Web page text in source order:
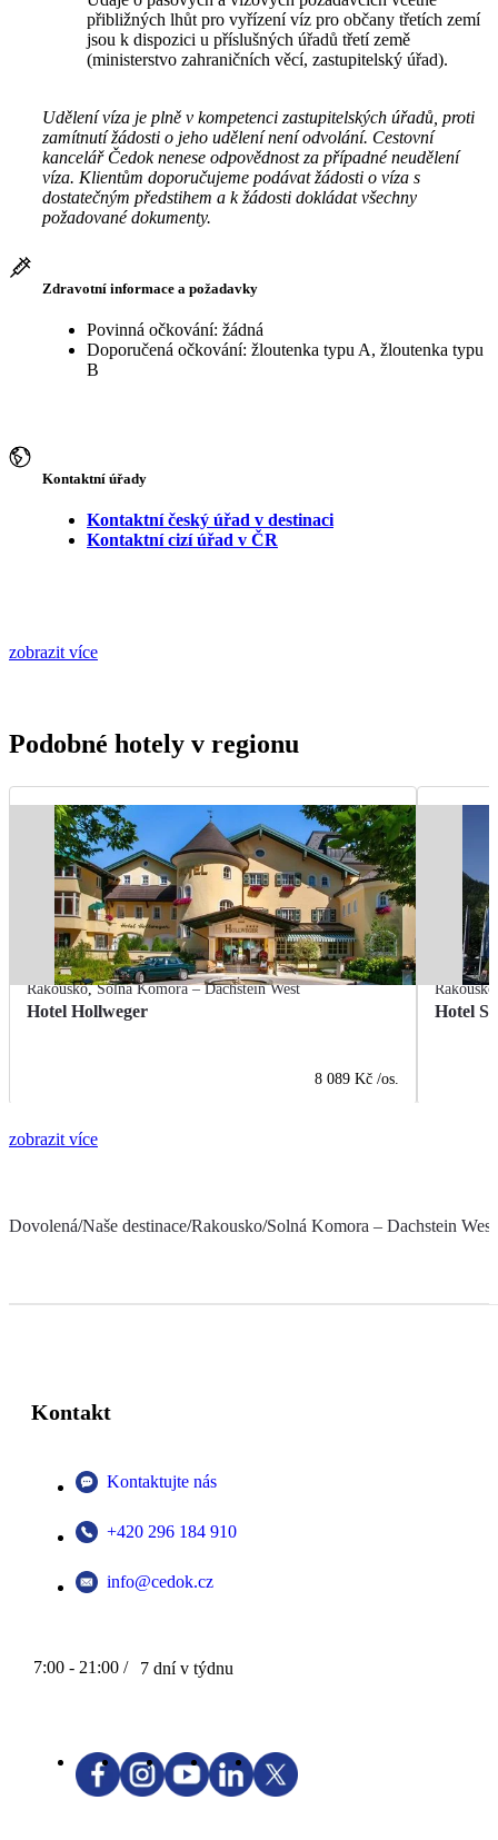
přibližných lhůt pro vyřízení víz pro občany třetích zemí
jsou k dispozici u příslušných úřadů třetí země
(ministerstvo zahraničních věcí, zastupitelský úřad).
Udělení víza je plně v kompetenci zastupitelských úřadů, proti
zamítnutí žádosti o jeho udělení není odvolání. Cestovní
kancelář Čedok nenese odpovědnost za případné neudělení
víza. Klientům doporučujeme podávat žádosti o víza s
dostatečným předstihem a k žádosti dokládat všechny
požadované dokumenty.
Zdravotní informace a požadavky
Povinná očkování: žádná
Doporučená očkování: žloutenka typu A, žloutenka typu
B
Kontaktní úřady
Kontaktní český úřad v destinaci
Kontaktní cizí úřad v ČR
zobrazit více
Podobné hotely v regionu
Rakousko,Solná Komora – Dachstein West
Hotel Hollweger
8 089 Kč /os.
Rakousko
Hotel
zobrazit více
Dovolená/Naše destinace/Rakousko/Solná Komora – Dachstein West
Kontakt
Kontaktujte nás
+420 296 184 910
info@cedok.cz
7:00 - 21:00 / 7 dní v týdnu